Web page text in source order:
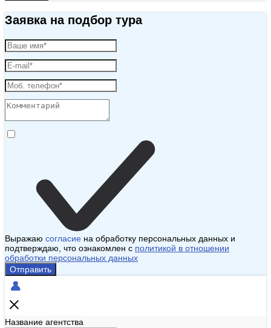
Заявка на подбор тура
Выражаю согласие на обработку персональных данных и
подтверждаю, что ознакомлен с политикой в отношении
обработки персональных данных
Отправить
Название агентства